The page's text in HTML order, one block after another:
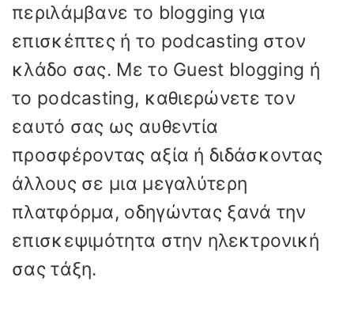
περιλάμβανε το blogging για
επισκέπτες ή το podcasting στον
κλάδο σας. Με το Guest blogging ή
το podcasting, καθιερώνετε τον
εαυτό σας ως αυθεντία
προσφέροντας αξία ή διδάσκοντας
άλλους σε μια μεγαλύτερη
πλατφόρμα, οδηγώντας ξανά την
επισκεψιμότητα στην ηλεκτρονική
σας τάξη.